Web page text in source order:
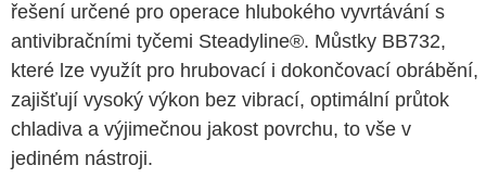
řešení určené pro operace hlubokého vyvrtávání s
antivibračními tyčemi Steadyline®. Můstky BB732,
které lze využít pro hrubovací i dokončovací obrábění,
zajišťují vysoký výkon bez vibrací, optimální průtok
chladiva a výjimečnou jakost povrchu, to vše v
jediném nástroji.